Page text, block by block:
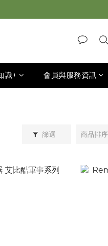
識+ 會員與服務資訊
篩選 商品排序